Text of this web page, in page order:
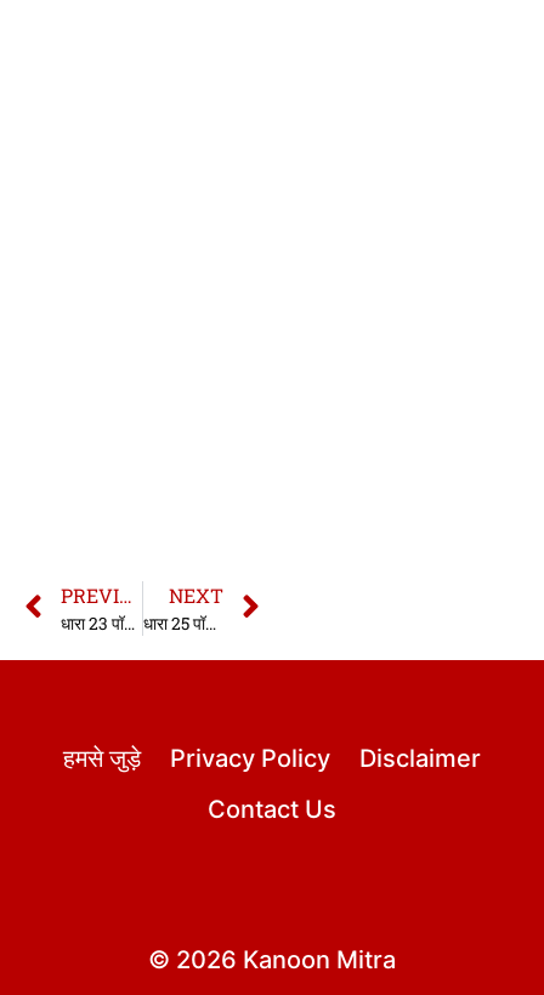
PREVIOUS
धारा 23 पॉक्सो एक्ट | 23 Pocso Act in hindi
NEXT
धारा 25 पॉक्सो एक्ट | 25 Pocso Act in hindi
हमसे जुड़े Privacy Policy
Disclaimer
Contact Us
© 2026 Kanoon Mitra